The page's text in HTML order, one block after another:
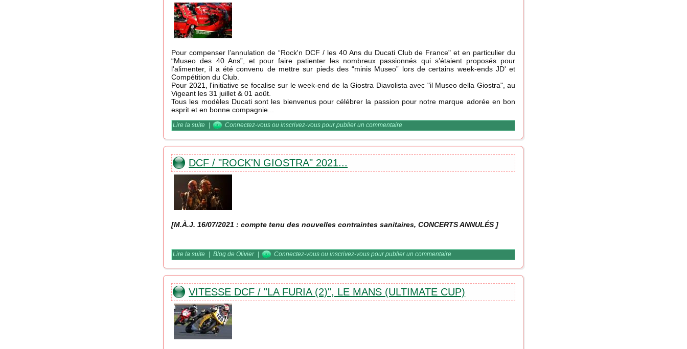
Pour compenser l’annulation de “Rock'n DCF / les 40 Ans du Ducati Club de France" et en particulier du
“Museo des 40 Ans”, et pour faire patienter les nombreux passionnés qui s’étaient proposés pour
l'alimenter, il a été convenu de mettre sur pieds des “minis Museo” lors de certains week-ends JD' et
Compétition du Club.
Pour 2021, l'initiative se focalise sur le week-end de la Giostra Diavolista avec "il Museo della Giostra", au
Vigeant les 31 juillet & 01 août.
Tous les modèles Ducati sont les bienvenus pour célébrer la passion pour notre marque adorée en bon
esprit et en bonne compagnie...
Lire la suite de DCF / Storico, des Minis Musei sur les week-ends DCF 2021...
| Connectez-vous ouinscrivez-vous pour publier un commentaire
DCF / "ROCK'N GIOSTRA" 2021...
[M.À.J. 16/07/2021 : compte tenu des nouvelles contraintes sanitaires, CONCERTS ANNULÉS ]
Lire la suite de DCF / "Rock'n Giostra" 2021...
|Blog de Olivier | Connectez-vous ouinscrivez-vous pour publier un commentaire
VITESSE DCF / "LA FURIA (2)", LE MANS (ULTIMATE CUP)